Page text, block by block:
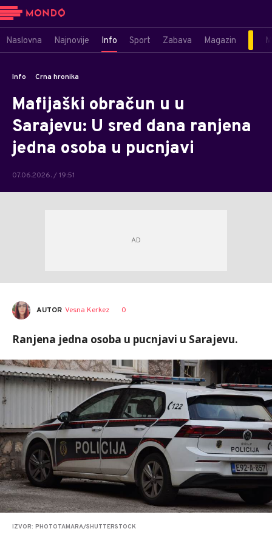
Naslovna Najnovije Info Sport Zabava Magazin
Info Crna hronika
Mafijaški obračun u u
Sarajevu: U sred dana ranjena
jedna osoba u pucnjavi
07.06.2026. / 19:51
AUTOR Vesna Kerkez 0
Ranjena jedna osoba u pucnjavi u Sarajevu.
IZVOR: PHOTOTAMARA/SHUTTERSTOCK